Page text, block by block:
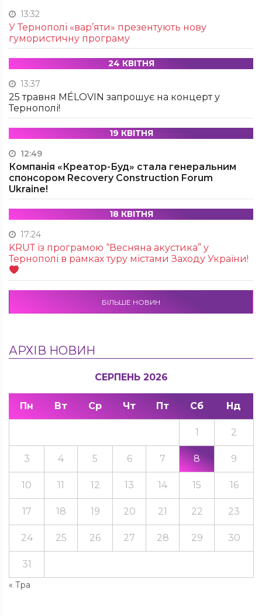
13:32
У Тернополі «вар’яти» презентують нову
гумористичну програму
24 КВІТНЯ
13:37
25 травня MÉLOVIN запрошує на концерт у
Тернополі!
19 КВІТНЯ
12:49
Компанія «Креатор-Буд» стала генеральним
спонсором Recovery Construction Forum
Ukraine!
18 КВІТНЯ
17:24
KRUТ із програмою “Весняна акустика” у
Тернополі в рамках туру містами Заходу України!
БІЛЬШЕ НОВИН
АРХІВ НОВИН
СЕРПЕНЬ 2026
Пн Вт Ср Чт Пт Сб Нд
« Тра
1 2
3 4 5 6 7 8 9
10 11 12 13 14 15 16
17 18 19 20 21 22 23
24 25 26 27 28 29 30
31